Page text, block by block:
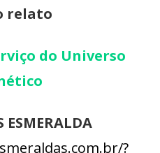
relato
do Universo
ESMERALDA
?